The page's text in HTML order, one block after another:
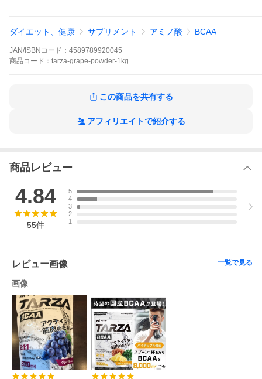
のが現状です。また、海外製のBCAAは商品到着までに時間がかか
コストパフォーマンスに優れ、国内のGMP認定工場で製造するTA
RZA（ターザ）を開発致しました。
ダイエット、健康 サプリメント アミノ酸 BCAA
JAN/ISBNコード： 4589789920045
商品 コード： tarza-grape-powder-1kg
この商品を共有する
アフィリエイトで紹介する
商品レビュー
4.84
55件
5
4
3
2
1
レビュー画像 一覧で見る
画像